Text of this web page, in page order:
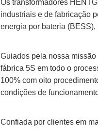
Os transformadores
industriais e de fabricação
energia por bateria
Guiados pela nossa
fábrica 5S em todo o
100% com oito
condições de
Confiada por clientes em